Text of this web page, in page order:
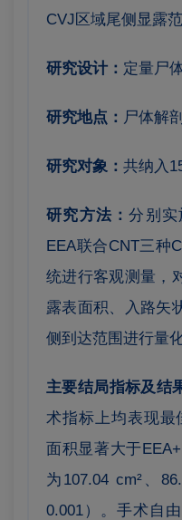
CVJ区域尾侧显露
研究设计： 定量尸
研究地点： 尸体解
研究对象： 共纳入
研究方法：分别实
EEA联合CNT三种
统进行客观测量，
露表面积、入路矢
侧到达范围进行量化
主要结局指标及结
术指标上均表现最
面积显著大于
为107.04 cm²、
0.001）。 手术自